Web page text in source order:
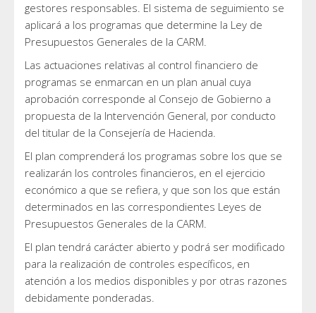
gestores responsables. El sistema de seguimiento se
aplicará a los programas que determine la Ley de
Presupuestos Generales de la CARM.
Las actuaciones relativas al control financiero de
programas se enmarcan en un plan anual cuya
aprobación corresponde al Consejo de Gobierno a
propuesta de la Intervención General, por conducto
del titular de la Consejería de Hacienda.
El plan comprenderá los programas sobre los que se
realizarán los controles financieros, en el ejercicio
económico a que se refiera, y que son los que están
determinados en las correspondientes Leyes de
Presupuestos Generales de la CARM.
El plan tendrá carácter abierto y podrá ser modificado
para la realización de controles específicos, en
atención a los medios disponibles y por otras razones
debidamente ponderadas.